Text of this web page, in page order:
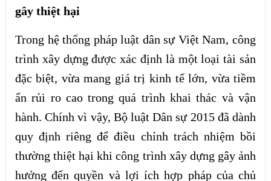
gây thiệt hại
Trong hệ thống pháp luật dân sự Việt Nam, công
trình xây dựng được xác định là một loại tài sản
đặc biệt, vừa mang giá trị kinh tế lớn, vừa tiềm
ẩn rủi ro cao trong quá trình khai thác và vận
hành. Chính vì vậy, Bộ luật Dân sự 2015 đã dành
quy định riêng để điều chỉnh trách nhiệm bồi
thường thiệt hại khi công trình xây dựng gây ảnh
hưởng đến quyền và lợi ích hợp pháp của chủ